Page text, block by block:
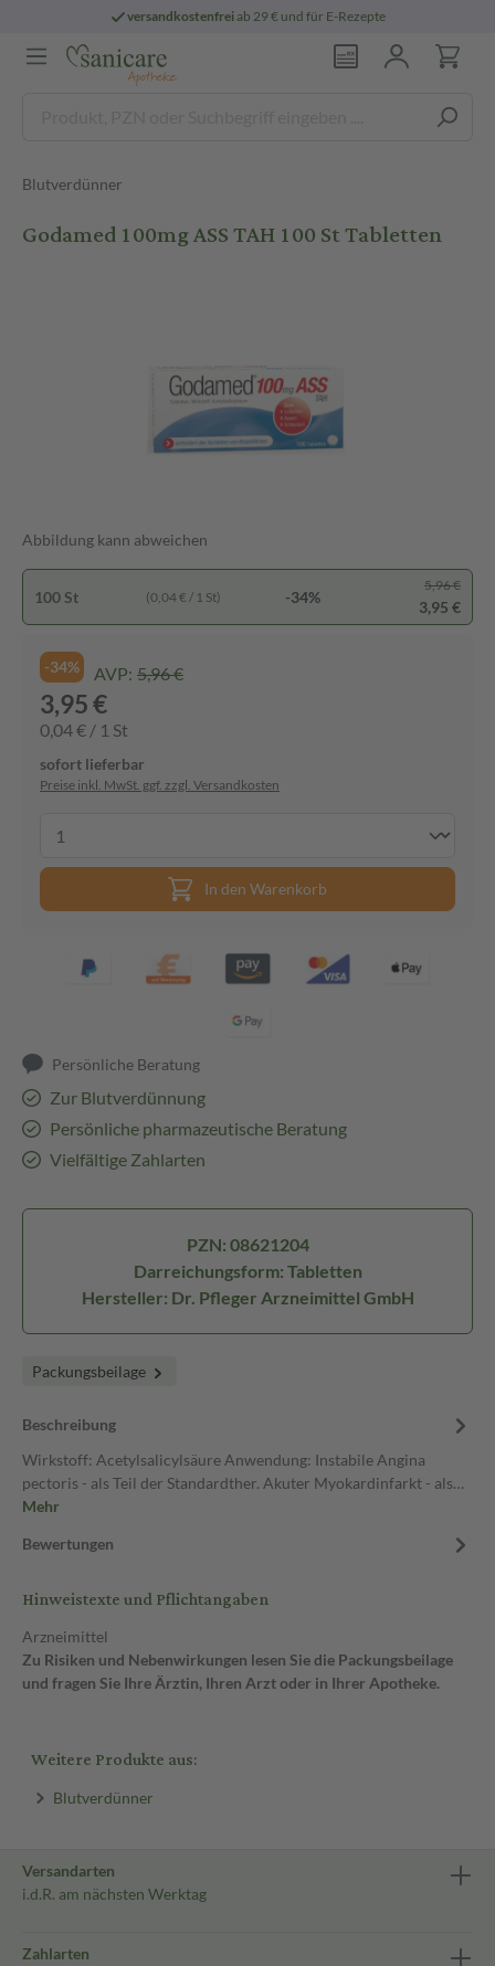
versandkostenfreiab 29 € und für E-Rezepte
Blutverdünner
Godamed 100mg ASS TAH 100 St Tabletten
Abbildung kann abweichen
100 St (0,04 € / 1 St) -34%
5,96 €
3,95 €
-34% AVP: 5,96 €
3,95 €
0,04 € / 1 St
sofort lieferbar
Preise inkl. MwSt. ggf. zzgl. Versandkosten
In den Warenkorb
Persönliche Beratung
Zur Blutverdünnung
Persönliche pharmazeutische Beratung
Vielfältige Zahlarten
PZN: 08621204
Darreichungsform: Tabletten
Hersteller: Dr. Pfleger Arzneimittel GmbH
Packungsbeilage
Beschreibung
Wirkstoff: Acetylsalicylsäure Anwendung: Instabile Angina
pectoris - als Teil der Standardther. Akuter Myokardinfarkt - als…
Mehr
Bewertungen
Hinweistexte und Pflichtangaben
Arzneimittel
Zu Risiken und Nebenwirkungen lesen Sie die Packungsbeilage
und fragen Sie Ihre Ärztin, Ihren Arzt oder in Ihrer Apotheke.
Weitere Produkte aus:
Blutverdünner
Versandarten
i.d.R. am nächsten Werktag
Zahlarten